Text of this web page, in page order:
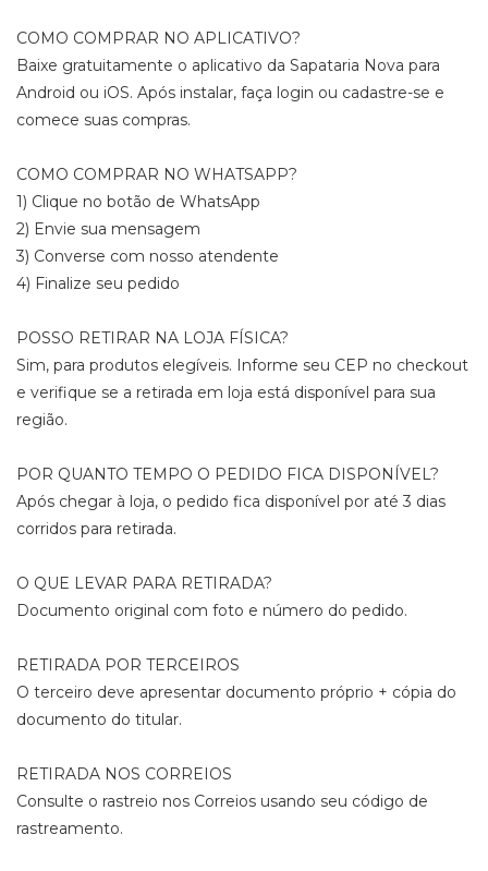
COMO COMPRAR NO APLICATIVO?
Baixe gratuitamente o aplicativo da Sapataria Nova para
Android ou iOS. Após instalar, faça login ou cadastre-se e
comece suas compras.
COMO COMPRAR NO WHATSAPP?
1) Clique no botão de WhatsApp
2) Envie sua mensagem
3) Converse com nosso atendente
4) Finalize seu pedido
POSSO RETIRAR NA LOJA FÍSICA?
Sim, para produtos elegíveis. Informe seu CEP no checkout
e verifique se a retirada em loja está disponível para sua
região.
POR QUANTO TEMPO O PEDIDO FICA DISPONÍVEL?
Após chegar à loja, o pedido fica disponível por até 3 dias
corridos para retirada.
O QUE LEVAR PARA RETIRADA?
Documento original com foto e número do pedido.
RETIRADA POR TERCEIROS
O terceiro deve apresentar documento próprio + cópia do
documento do titular.
RETIRADA NOS CORREIOS
Consulte o rastreio nos Correios usando seu código de
rastreamento.